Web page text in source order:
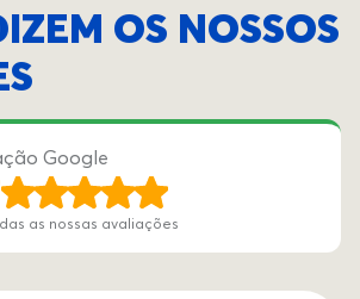
OS NOSSOS
Google
as nossas avaliações